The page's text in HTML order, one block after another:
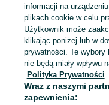
Mapa kategorii
Mapa miejscowości
Mapa ministron
Popularne wyszukiwania
informacji na
plikach cookie w celu
Użytkownik może
klikając poniżej lub w
prywatności. Te wybory
nie będą miały wpływu
Polityka Prywatności
Wraz z naszymi
zapewnienia: